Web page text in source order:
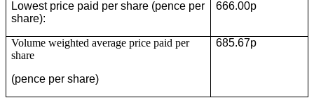
Lowest price paid per share (pence per
share):
666.00p
Volume weighted average price paid per
share
(pence per share)
685.67p